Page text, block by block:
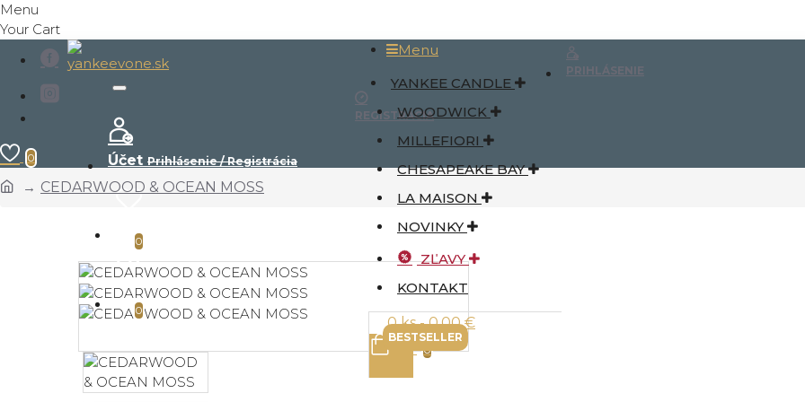
Menu
Your Cart
Účet Prihlásenie / Registrácia
Zoznam prianí
0
Porovnanie Porovnanie produktov
0
Menu
YANKEE CANDLE
WOODWICK
MILLEFIORI
CHESAPEAKE BAY
LA MAISON
NOVINKY
ZĽAVY
KONTAKT
0 ks - 0,00 €
0
PRIHLÁSENIE
REGISTRÁCIA
0
CEDARWOOD & OCEAN MOSS
BESTSELLER